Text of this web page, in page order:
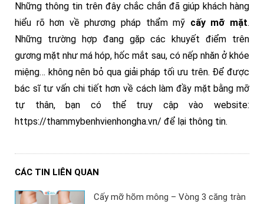
Những thông tin trên đây chắc chắn đã giúp khách hàng
hiểu rõ hơn về phương pháp thẩm mỹ cấy mỡ mặt.
Những trường hợp đang gặp các khuyết điểm trên
gương mặt như má hóp, hốc mắt sau, có nếp nhăn ở khóe
miệng… không nên bỏ qua giải pháp tối ưu trên. Để được
bác sĩ tư vấn chi tiết hơn về cách làm đầy mặt bằng mỡ
tự thân, bạn có thể truy cập vào website:
https://thammybenhvienhongha.vn/ để lại thông tin.
CÁC TIN LIÊN QUAN
Cấy mỡ hõm mông – Vòng 3 căng tràn